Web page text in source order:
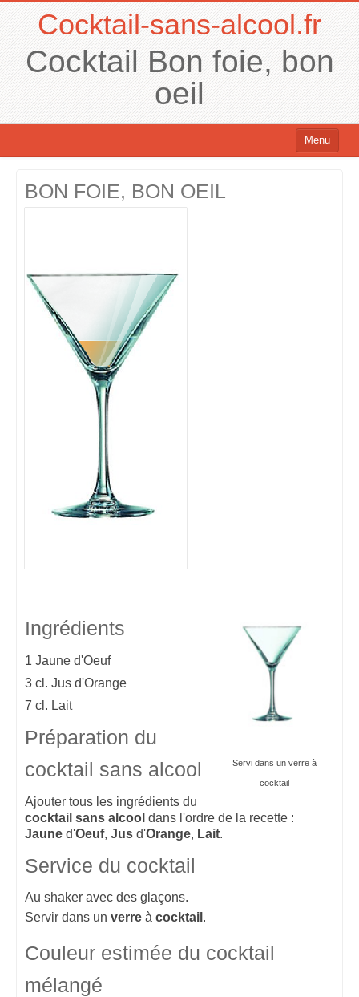
Cocktail-sans-alcool.fr
Cocktail Bon foie, bon
oeil
Menu
Cocktails avec alcool
BON FOIE, BON OEIL
Servi dans un verre à
cocktail
Ingrédients
1 Jaune d'Oeuf
3 cl. Jus d'Orange
7 cl. Lait
Préparation du
cocktail sans alcool
Ajouter tous les ingrédients du
cocktail sans alcool dans l'ordre de la recette :
Jaune d'Oeuf, Jus d'Orange, Lait.
Service du cocktail
Au shaker avec des glaçons.
Servir dans un verre à cocktail .
Couleur estimée du cocktail
mélangé